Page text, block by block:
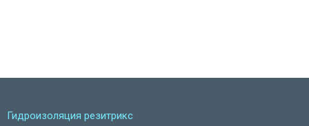
Гидроизоляция резитрикс